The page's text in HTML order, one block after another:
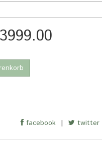
facebook | twitter